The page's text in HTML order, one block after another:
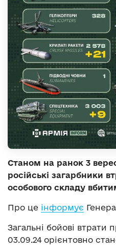
Станом на ранок 3
російські загарбники
особового складу
Про це інформує
Загальні бойові втрати
03.09.24 орієнтовно